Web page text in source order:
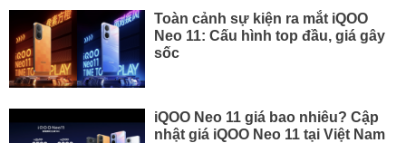
Toàn cảnh sự kiện ra mắt iQOO
Neo 11: Cấu hình top đầu, giá gây
sốc
iQOO Neo 11 giá bao nhiêu? Cập
nhật giá iQOO Neo 11 tại Việt Nam